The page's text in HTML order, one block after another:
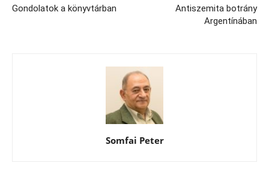
Gondolatok a könyvtárban
Antiszemita botrány
Argentínában
Somfai Peter